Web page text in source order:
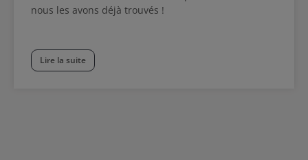
nous les avons déjà trouvés !
Lire la suite